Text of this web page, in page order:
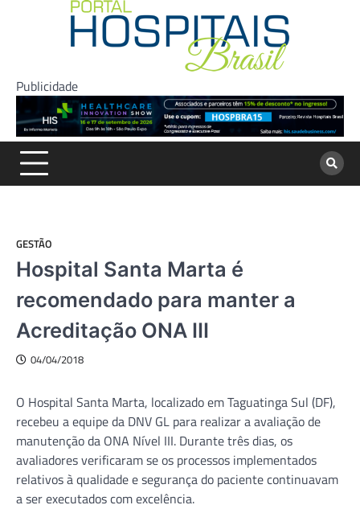
Publicidade
GESTÃO
Hospital Santa Marta é
recomendado para manter a
Acreditação ONA III
04/04/2018
O Hospital Santa Marta, localizado em Taguatinga Sul (DF),
recebeu a equipe da DNV GL para realizar a avaliação de
manutenção da ONA Nível III. Durante três dias, os
avaliadores verificaram se os processos implementados
relativos à qualidade e segurança do paciente continuavam
a ser executados com excelência.